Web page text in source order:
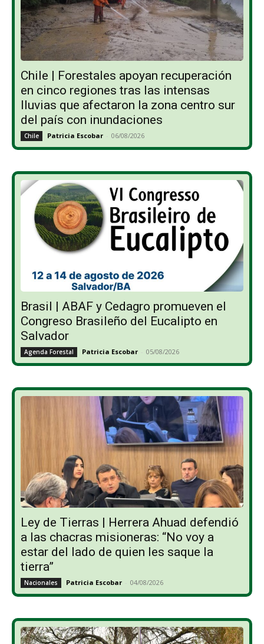
Chile | Forestales apoyan recuperación
en cinco regiones tras las intensas
lluvias que afectaron la zona centro sur
del país con inundaciones
Chile Patricia Escobar - 06/08/2026
Brasil | ABAF y Cedagro promueven el
Congreso Brasileño del Eucalipto en
Salvador
Agenda Forestal Patricia Escobar - 05/08/2026
Ley de Tierras | Herrera Ahuad defendió
a las chacras misioneras: “No voy a
estar del lado de quien les saque la
tierra”
Nacionales Patricia Escobar - 04/08/2026